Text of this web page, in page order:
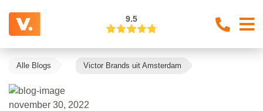
9.5
Alle Blogs Victor Brands uit Amsterdam
november 30, 2022